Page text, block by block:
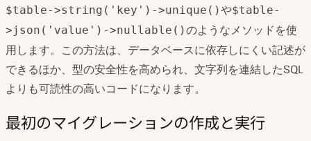
$table->string('key')->unique()や$table-
>json('value')->nullable()のようなメソッドを使
用します。この方法は、データベースに依存しにくい記述が
できるほか、型の安全性を高められ、文字列を連結したSQL
よりも可読性の高いコードになります。
最初のマイグレーションの作成と実行